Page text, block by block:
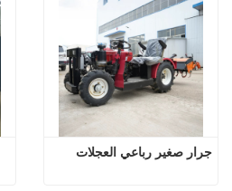
جرار صغير رباعي العجلات